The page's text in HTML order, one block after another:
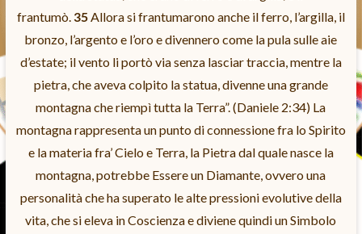
frantumò. 35Allora si frantumarono anche il ferro, l’argilla, il
bronzo, l’argento e l’oro e divennero come la pula sulle aie
d’estate; il vento li portò via senza lasciar traccia, mentre la
pietra, che aveva colpito la statua, divenne una grande
montagna che riempì tutta la Terra”. (Daniele 2:34) La
montagna rappresenta un punto di connessione fra lo Spirito
e la materia fra’ Cielo e Terra, la Pietra dal quale nasce la
montagna, potrebbe Essere un Diamante, ovvero una
personalità che ha superato le alte pressioni evolutive della
vita, che si eleva in Coscienza e diviene quindi un Simbolo